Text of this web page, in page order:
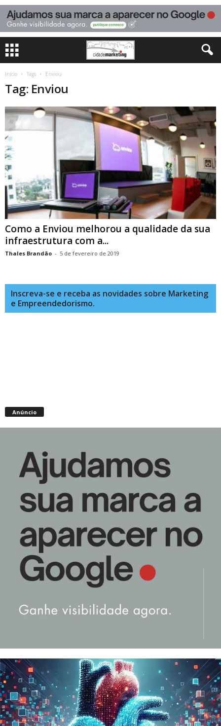
Início Tags Enviou
Tag: Enviou
Como a Enviou melhorou a qualidade da sua
infraestrutura com a...
Thales Brandão - 5 de fevereiro de 2019
Inscreva-se e receba as novidades sobre Marketing
e Empreendedorismo.
Anúncio